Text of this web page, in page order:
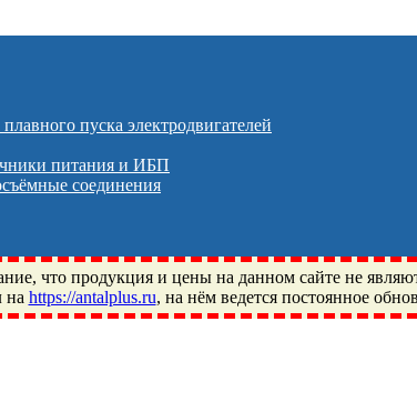
пуска электродвигателей
питания и ИБП
соединения
что продукция и цены на данном сайте не
на https://antalplus.ru, на нём ведется постоянное
Москва, Пушкино, Королёв, Балашиха,
WHX, ZWZ, CRAFT, СПЗ-4, NECTECH, KG,